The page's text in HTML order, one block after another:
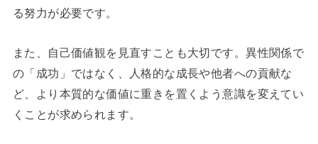
る努力が必要です。
また、自己価値観を見直すことも大切です。異性関係で
の「成功」ではなく、人格的な成長や他者への貢献な
ど、より本質的な価値に重きを置くよう意識を変えてい
くことが求められます。